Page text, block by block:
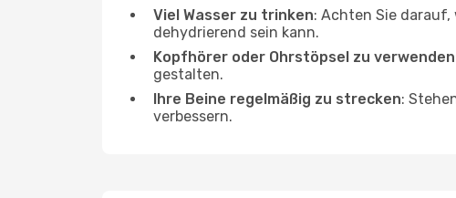
Viel Wasser zu trinken: Achten Sie
dehydrierend sein kann.
Kopfhörer oder Ohrstöpsel zu verwenden
gestalten.
Ihre Beine regelmäßig zu strecken:
verbessern.